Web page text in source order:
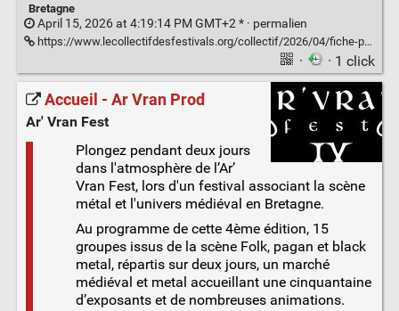
Bretagne
April 15, 2026 at 4:19:14 PM GMT+2 * · permalien
https://www.lecollectifdesfestivals.org/collectif/2026/04/fiche-pratique-lutter-contre-les-discriminations-ethno-raciales-dans-les-musiques-actuelles/
· · 1 click
Accueil - Ar Vran Prod
Ar' Vran Fest
Plongez pendant deux jours
dans l'atmosphère de l’Ar’
Vran Fest, lors d'un festival associant la scène
métal et l'univers médiéval en Bretagne.
Au programme de cette 4ème édition, 15
groupes issus de la scène Folk, pagan et black
metal, répartis sur deux jours, un marché
médiéval et metal accueillant une cinquantaine
d’exposants et de nombreuses animations.